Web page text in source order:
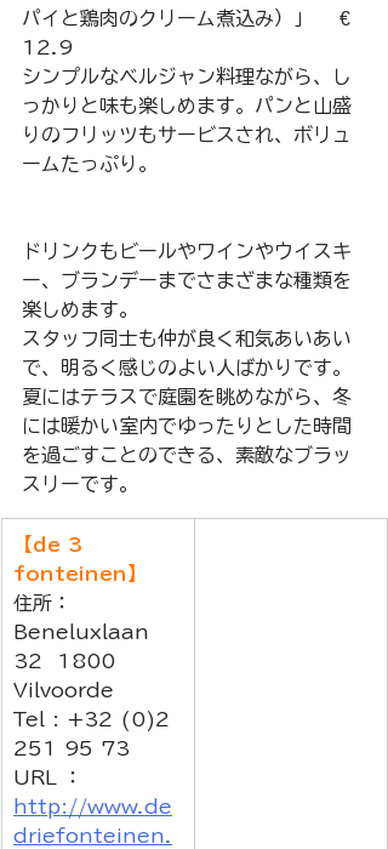
パイと鶏肉のクリーム煮込み）」　 €
12.9
シンプルなベルジャン料理ながら、し
っかりと味も楽しめます。パンと山盛
りのフリッツもサービスされ、ボリュ
ームたっぷり。
ドリンクもビールやワインやウイスキ
ー、ブランデーまでさまざまな種類を
楽しめます。
スタッフ同士も仲が良く和気あいあい
で、明るく感じのよい人ばかりです。
夏にはテラスで庭園を眺めながら、冬
には暖かい室内でゆったりとした時間
を過ごすことのできる、素敵なブラッ
スリーです。
【de 3
fonteinen】
住所：
Beneluxlaan
32  1800
Vilvoorde
Tel : +32 (0)2
251 95 73
URL ：
http://www.de
driefonteinen.